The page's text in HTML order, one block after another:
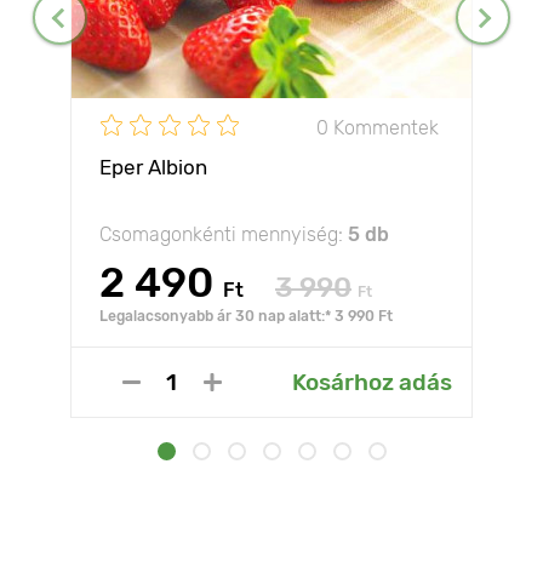
0 Kommentek
Eper Albion
Csomagonkénti mennyiség: 5 db
2 490 Ft 3 990 Ft
Legalacsonyabb ár 30 nap alatt:* 3 990 Ft
Kosárhoz adás